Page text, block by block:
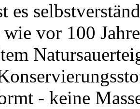
es
vor 100
- keine